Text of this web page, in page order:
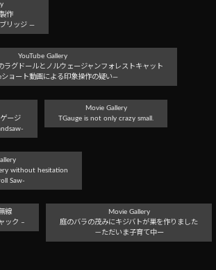
作
リッジ ―
YouTube Gallery
グドールとノルウェージャンフォレストキャット
ショート動画による印象操作の疑い―
ージ
Movie Gallery
TGauge is not only crazy small.
without hesitation
Saw-
線
ック –
Movie Gallery
庭のバラの茂みにキジバトが巣を作りました
－ただいま子育て中ー